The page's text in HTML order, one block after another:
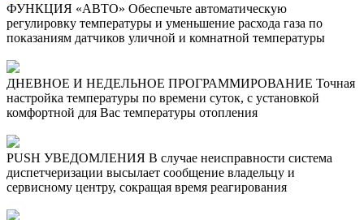
ФУНКЦИЯ «АВТО» Обеспечьте автоматическую
регулировку температуры и уменьшение расхода газа по
показаниям датчиков уличной и комнатной температуры
ДНЕВНОЕ И НЕДЕЛЬНОЕ ПРОГРАММИРОВАНИЕ Точная
настройка температуры по времени суток, с установкой
комфортной для Вас температуры отопления
PUSH УВЕДОМЛЕНИЯ В случае неисправности система
диспетчеризации высылает сообщение владельцу и
сервисному центру, сокращая время реагирования